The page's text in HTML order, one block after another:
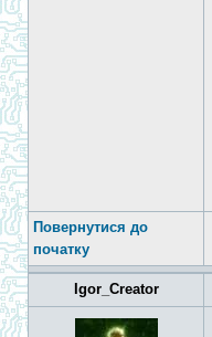
Повернутися до
початку
Igor_Creator